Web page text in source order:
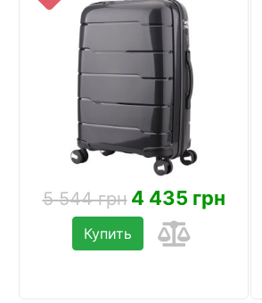
5 544 грн 4 435 грн
Купить